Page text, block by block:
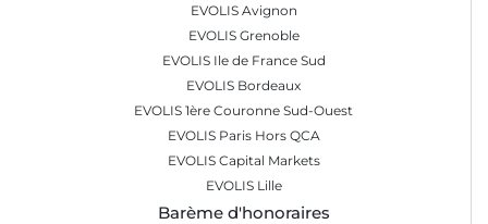
EVOLIS Avignon
EVOLIS Grenoble
EVOLIS Ile de France Sud
EVOLIS Bordeaux
EVOLIS 1ère Couronne Sud-Ouest
EVOLIS Paris Hors QCA
EVOLIS Capital Markets
EVOLIS Lille
Barème d'honoraires